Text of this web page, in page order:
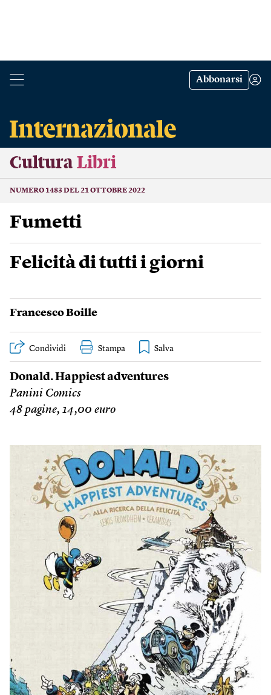
Abbonarsi
Cultura Libri
NUMERO 1483 DEL 21 OTTOBRE 2022
Fumetti
Felicità di tutti i giorni
Francesco Boille
Condividi Stampa
Donald. Happiest adventures
Panini Comics
48 pagine, 14,00 euro